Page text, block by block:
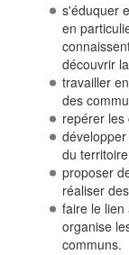
s'éduquer
en
découvrir
travailler
des
repérer les
du
proposer
réaliser
faire le lien
organise
communs.